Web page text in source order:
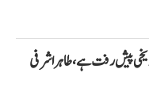
پیش رفت ہے، طاہر اشرفی